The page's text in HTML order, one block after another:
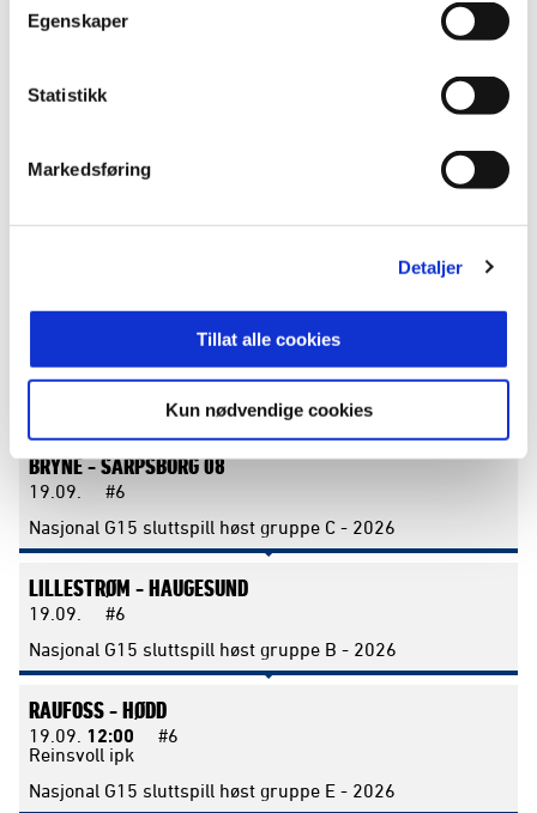
Egenskaper
Statistikk
Markedsføring
Detaljer
Tillat alle cookies
Kun nødvendige cookies
Sarpsborg st KG
BRANN -STRØMSGODSET
Nymark kunstgress 05
Øster Hus Arena
Nasjonal G15 sluttspill høst gruppe D - 2026
BRYNE -SARPSBORG 08
19.09.
#6
Nasjonal G15 sluttspill høst gruppe C - 2026
LILLESTRØM -HAUGESUND
19.09.
#6
Nasjonal G15 sluttspill høst gruppe B - 2026
RAUFOSS -HØDD
19.09. 12:00
#6
Reinsvoll ipk
Nasjonal G15 sluttspill høst gruppe E - 2026